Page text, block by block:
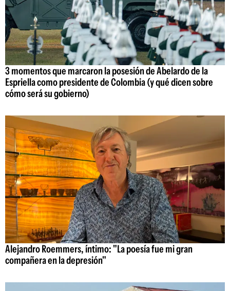
3 momentos que marcaron la posesión de Abelardo de la
Espriella como presidente de Colombia (y qué dicen sobre
cómo será su gobierno)
Alejandro Roemmers, íntimo: "La poesía fue mi gran
compañera en la depresión"